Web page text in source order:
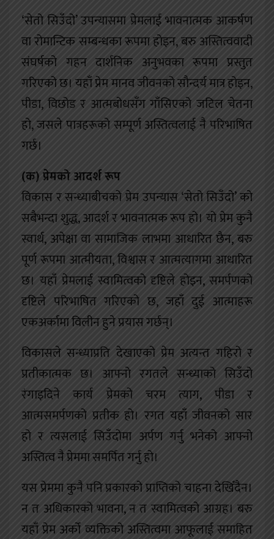
‘सेतो सिउँदो’ उपन्यासमा प्रेमलाई भावनात्मक आकर्षण
वा रोमान्टिक सम्बन्धका रूपमा होइन, बरु अस्तित्ववादी
संघर्षको गहन दार्शनिक अनुभवका रूपमा प्रस्तुत
गरिएको छ। यहाँ प्रेम मानव जीवनको सौन्दर्य मात्र होइन,
पीडा, विछोड र आत्मबोधसँग गाँसिएको जटिल चेतना
हो, जसले पात्रहरूको सम्पूर्ण अस्तित्वलाई नै परिभाषित
गर्छ।
(क) प्रेमको आदर्श रूप
विकास र सन्ध्याबीचको प्रेम उपन्यास ‘सेतो सिउँदो’ को
सबैभन्दा शुद्ध, आदर्श र भावनात्मक रूप हो। यो प्रेम कुनै
स्वार्थ, अपेक्षा वा सामाजिक लाभमा आधारित छैन, बरु
पूर्ण रूपमा आत्मीयता, विश्वास र आत्मत्यागमा आधारित
छ। यहाँ प्रेमलाई स्वामित्वको दृष्टिले होइन, समर्पणको
दृष्टिले परिभाषित गरिएको छ, जहाँ दुई आत्माहरू
एकअर्कामा विलीन हुने प्रयास गर्छन्।
विकासले सन्ध्याप्रति देखाएको प्रेम अत्यन्त गहिरो र
प्रतीकात्मक छ। आफ्नो रगतले सन्ध्याको सिउँदो
रंगाइदिने कार्य प्रेमको चरम त्याग, पीडा र
आत्मसमर्पणको प्रतीक हो। रगत यहाँ जीवनको सार
हो र त्यसलाई सिउँदोमा अर्पण गर्नु भनेको आफ्नो
अस्तित्व नै प्रेममा समर्पित गर्नु हो।
यस प्रेममा कुनै पनि प्रकारको प्राप्तिको चाहना देखिँदैन।
न त अधिकारको भावना, न त स्वामित्वको आग्रह। बरु
यहाँ प्रेम अर्को व्यक्तिको अस्तित्वमा आफूलाई समाहित